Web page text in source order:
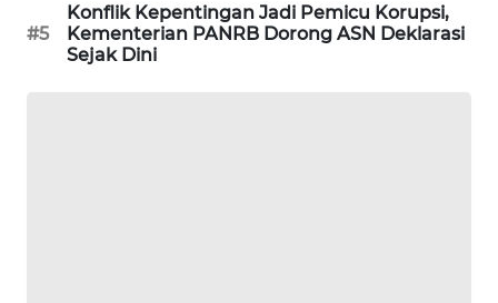
#5
Konflik Kepentingan Jadi Pemicu Korupsi,
Kementerian PANRB Dorong ASN Deklarasi
Sejak Dini
METRO
MEDAN
NEWS